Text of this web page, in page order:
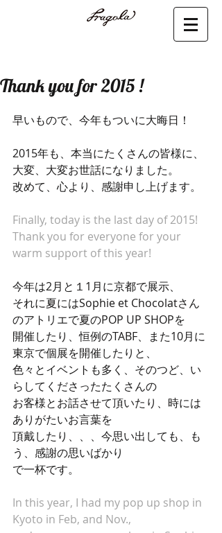
Thank you for 2015 !
早いもので、今年もついに大晦日！
2015年も、本当にたくさんの皆様に、
大変、大変お世話になりました。
改めて、心より、感謝申し上げます。
Finally, today is the last day of 2015!
Thank you for everyone for your
warm support of this year!
今年は2月と１1月に京都で展示、
それに夏にはSophie et Chocolatさん
のアトリエで夏のPOP UP SHOPを
開催したり、恒例のTABF、また10月に
東京で個展を開催したりと、
色々とイベントも多く、そのつど、い
らしてくださったたくさんの
お客様とお話させて頂いたり、時には
ありがたいお言葉を
頂戴したり、、、今思い出しても、も
う、感謝の思いばかり
で一杯です。
In this year, I had my pop up shop in
Kyoto in Feb, and Nov.,